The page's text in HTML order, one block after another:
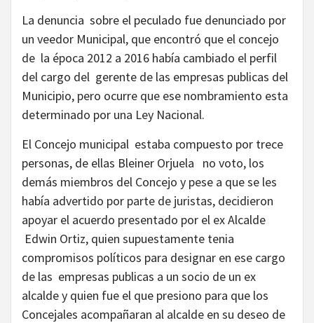
La denuncia sobre el peculado fue denunciado por
un veedor Municipal, que encontró que el concejo
de la época 2012 a 2016 había cambiado el perfil
del cargo del gerente de las empresas publicas del
Municipio, pero ocurre que ese nombramiento esta
determinado por una Ley Nacional.
El Concejo municipal estaba compuesto por trece
personas, de ellas Bleiner Orjuela no voto, los
demás miembros del Concejo y pese a que se les
había advertido por parte de juristas, decidieron
apoyar el acuerdo presentado por el ex Alcalde
Edwin Ortiz, quien supuestamente tenia
compromisos políticos para designar en ese cargo
de las empresas publicas a un socio de un ex
alcalde y quien fue el que presiono para que los
Concejales acompañaran al alcalde en su deseo de